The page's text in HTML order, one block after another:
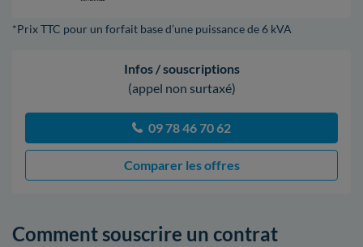
*Prix TTC pour un forfait base d’une puissance de 6 kVA
Infos / souscriptions
(appel non surtaxé)
09 78 46 70 62
Comparer les offres
Comment souscrire un contrat